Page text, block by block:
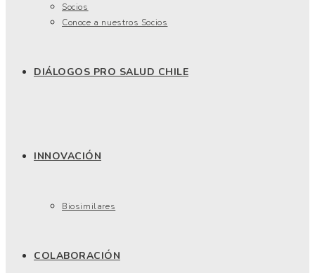
Socios
Conoce a nuestros Socios
DIÁLOGOS PRO SALUD CHILE
INNOVACIÓN
Biosimilares
COLABORACIÓN